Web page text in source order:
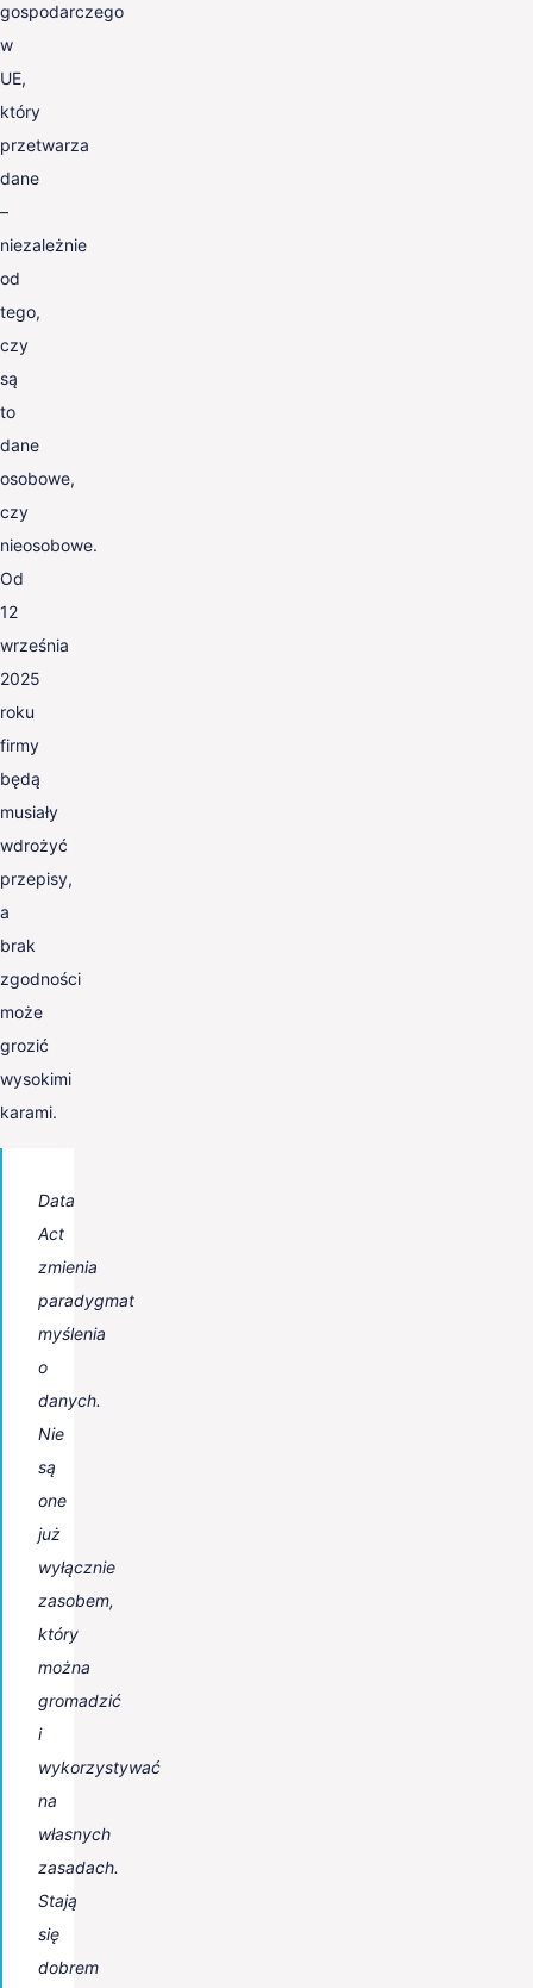
gospodarczego
w
UE,
który
przetwarza
dane
–
niezależnie
od
tego,
czy
są
to
dane
osobowe,
czy
nieosobowe.
Od
12
września
2025
roku
firmy
będą
musiały
wdrożyć
przepisy,
a
brak
zgodności
może
grozić
wysokimi
karami.
Data
Act
zmienia
paradygmat
myślenia
o
danych.
Nie
są
one
już
wyłącznie
zasobem,
który
można
gromadzić
i
wykorzystywać
na
własnych
zasadach.
Stają
się
dobrem